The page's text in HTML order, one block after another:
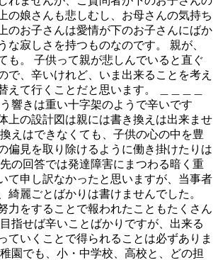
の娘さんも悲しむし、お母さんの気持ち
のお子さんは愛情が下のお子さんにばか
な寂しさを持つものなのです。 親が、
も。 子供って親が悲しんでいると直ぐ
で、辛いけれど、いま出来ることを考え
えて行くことだと思います。 ＿＿＿＿
う響きは重い十字架のようで辛いです
上の設計図は親には書き換えは出来ませ
えはできなくても、子供の心の中を豊
偏見を取り除けるように働き掛けたりは
の回答では発達障害にまつわる暗く重
て申し訳なかったと思いますが、当事者
綺麗ごとばかりは書けませんでした。
力をすることで報われたこともたくさん
指せば辛いことばかりですが、出来る
ていくことで得られることは必ずありま
園でも、小・中学校、高校と、どの担